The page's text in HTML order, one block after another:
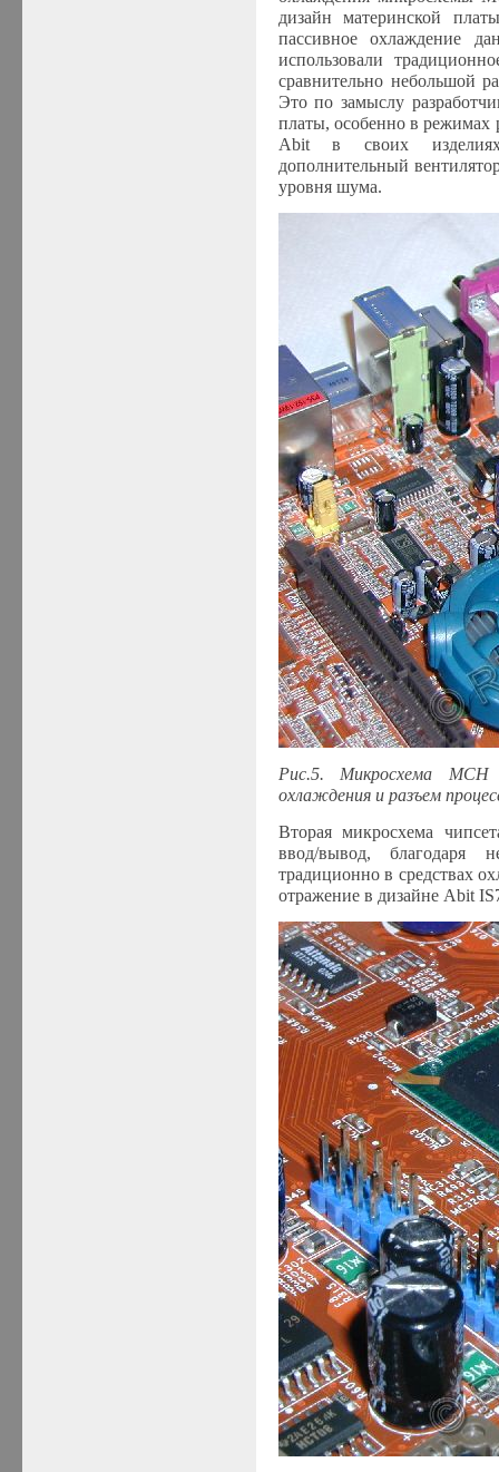
дизайн материнской
пассивное охлаждение
использовали
сравнительно небольшой
Это по замыслу
платы, особенно в режимах
Abit в своих
дополнительный
уровня шума.
Рис.5. Микросхема
охлаждения и разъем
Вторая микросхема
ввод/вывод, благодаря
традиционно в средствах
отражение в дизайне Abit